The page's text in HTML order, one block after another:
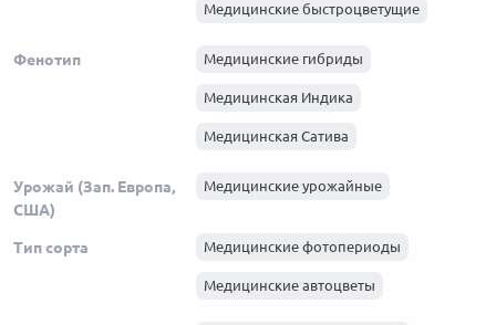
Медицинские быстроцветущие
Фенотип Медицинские гибриды
Медицинская Индика
Медицинская Сатива
Урожай (Зап. Европа,
США)
Медицинские урожайные
Тип сорта Медицинские фотопериоды
Медицинские автоцветы